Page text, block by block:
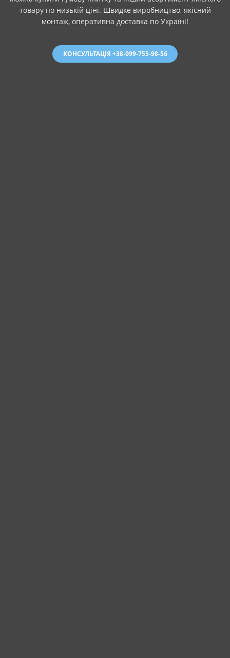
товару по низькій ціні. Швидке виробництво, якісний
монтаж, оперативна доставка по Україні!
КОНСУЛЬТАЦІЯ +38-099-755-98-56